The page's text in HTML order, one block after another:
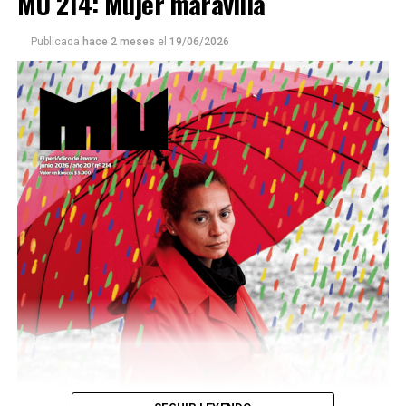
Este número 215 de MU ☝️viene con doble tapa, que
podría ser una frase:
Sin chamuyo, a remarla.
Descargar la Mu en PDF
Publicada hace 2 meses el 19/06/2026